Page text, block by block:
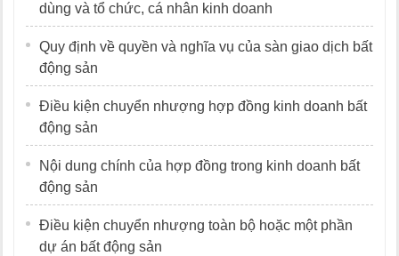
dùng và tổ chức, cá nhân kinh doanh
Quy định về quyền và nghĩa vụ của sàn giao dịch bất
động sản
Điều kiện chuyển nhượng hợp đồng kinh doanh bất
động sản
Nội dung chính của hợp đồng trong kinh doanh bất
động sản
Điều kiện chuyển nhượng toàn bộ hoặc một phần
dự án bất động sản